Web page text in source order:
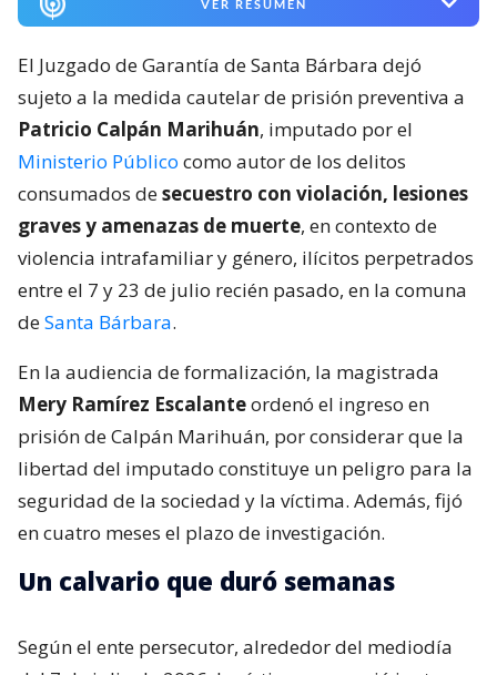
VER RESUMEN
El Juzgado de Garantía de Santa Bárbara dejó
sujeto a la medida cautelar de prisión preventiva a
Patricio Calpán Marihuán, imputado por el
Ministerio Público como autor de los delitos
consumados desecuestro con violación, lesiones
graves y amenazas de muerte, en contexto de
violencia intrafamiliar y género, ilícitos perpetrados
entre el 7 y 23 de julio recién pasado, en la comuna
deSanta Bárbara.
En la audiencia de formalización, la magistrada
Mery Ramírez Escalanteordenó el ingreso en
prisión de Calpán Marihuán, por considerar que la
libertad del imputado constituye un peligro para la
seguridad de la sociedad y la víctima. Además, fijó
en cuatro meses el plazo de investigación.
Un calvario que duró semanas
Según el ente persecutor, alrededor del mediodía